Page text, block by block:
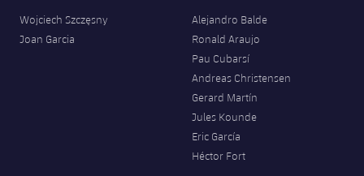
Wojciech Szczęsny
Joan Garcia
Alejandro Balde
Ronald Araujo
Pau Cubarsí
Andreas Christensen
Gerard Martín
Jules Kounde
Eric García
Héctor Fort